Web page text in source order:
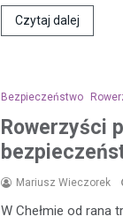
Czytaj dalej
Bezpieczeństwo
Rowerzyści
Mariusz Wieczorek
W Chełmie od rana